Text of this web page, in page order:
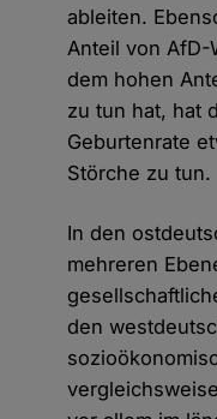
ableiten.
Anteil von AfD-
dem hohen
zu tun hat, hat
Geburtenrate
Störche zu tun.
In den
mehreren
den